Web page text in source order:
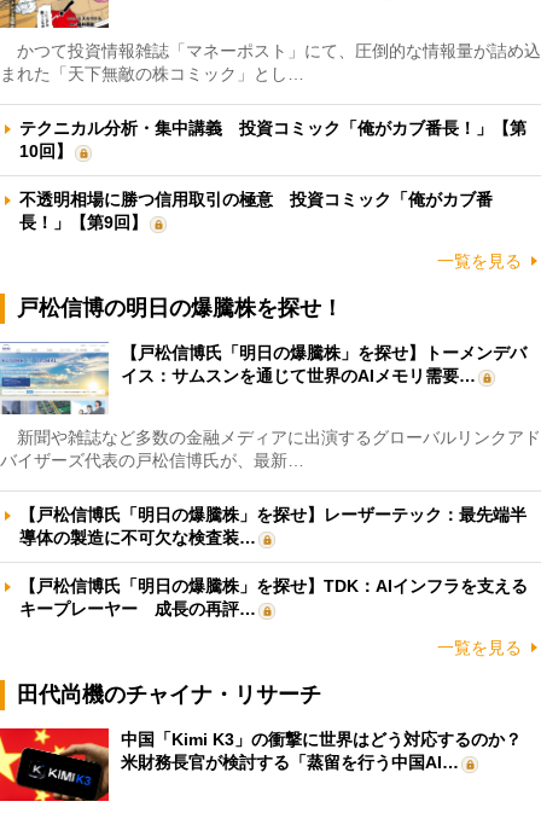
かつて投資情報雑誌「マネーポスト」にて、圧倒的な情報量が詰め込
まれた「天下無敵の株コミック」とし…
テクニカル分析・集中講義 投資コミック「俺がカブ番長！」【第
10回】
不透明相場に勝つ信用取引の極意 投資コミック「俺がカブ番
長！」【第9回】
一覧を見る
戸松信博の明日の爆騰株を探せ！
【戸松信博氏「明日の爆騰株」を探せ】トーメンデバ
イス：サムスンを通じて世界のAIメモリ需要…
新聞や雑誌など多数の金融メディアに出演するグローバルリンクアド
バイザーズ代表の戸松信博氏が、最新…
【戸松信博氏「明日の爆騰株」を探せ】レーザーテック：最先端半
導体の製造に不可欠な検査装…
【戸松信博氏「明日の爆騰株」を探せ】TDK：AIインフラを支える
キープレーヤー 成長の再評…
一覧を見る
田代尚機のチャイナ・リサーチ
中国「Kimi K3」の衝撃に世界はどう対応するのか？
米財務長官が検討する「蒸留を行う中国AI…